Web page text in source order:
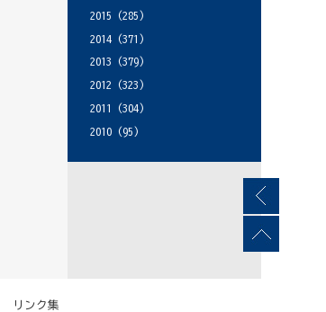
2015 (285)
2014 (371)
2013 (379)
2012 (323)
2011
(304)
2010 (95)
リンク集